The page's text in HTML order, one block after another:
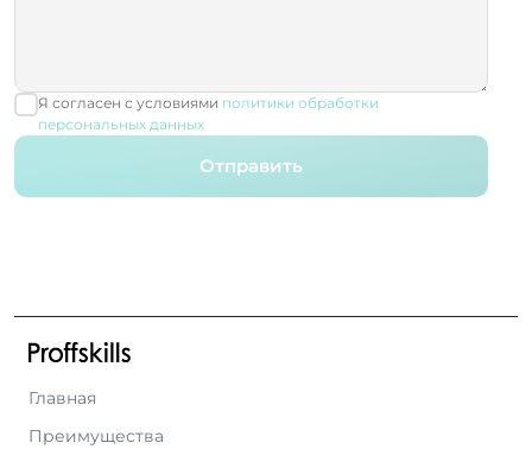
Я согласен с условиями политики обработки
персональных данных
Отправить
Главная
Преимущества